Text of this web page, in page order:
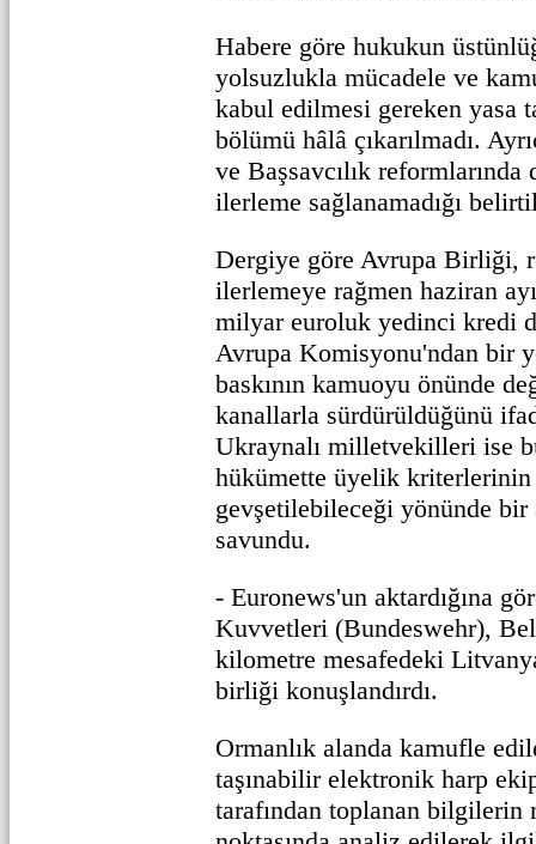
Habere göre hukukun
yolsuzlukla mücadele ve
kabul edilmesi gereken yasa
bölümü hâlâ çıkarılmadı.
ve Başsavcılık reformlarında
ilerleme sağlanamadığı
Dergiye göre Avrupa Birliği,
ilerlemeye rağmen haziran
milyar euroluk yedinci kredi
Avrupa Komisyonu'ndan bir
baskının kamuoyu önünde
kanallarla sürdürüldüğünü
Ukraynalı milletvekilleri ise
hükümette üyelik kriterlerinin
gevşetilebileceği yönünde bir
savundu.
- Euronews'un aktardığına
Kuvvetleri (Bundeswehr),
kilometre mesafedeki
birliği konuşlandırdı.
Ormanlık alanda kamufle
taşınabilir elektronik harp
tarafından toplanan